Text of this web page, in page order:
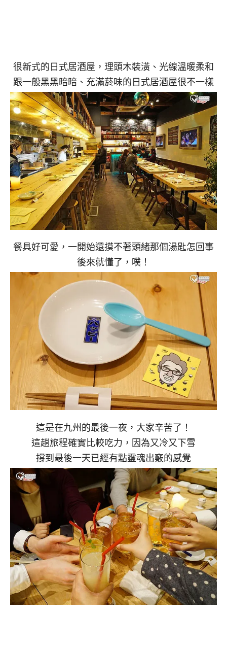
很新式的日式居酒屋，理頭木裝潢、光線溫暖柔和
跟一般黑黑暗暗、充滿菸味的日式居酒屋很不一樣
餐具好可愛，一開始還摸不著頭緒那個湯匙怎回事
後來就懂了，噗！
這是在九州的最後一夜，大家辛苦了！
這趟旅程確實比較吃力，因為又冷又下雪
撐到最後一天已經有點靈魂出竅的感覺